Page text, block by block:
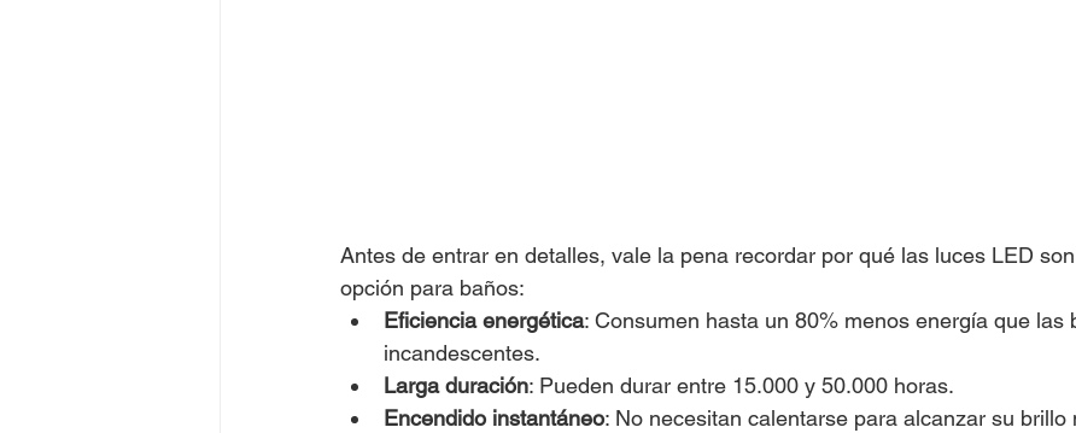
Antes de entrar en detalles, vale la pena recordar por qué las luces LED
opción para baños:
Eficiencia energética: Consumen hasta un 80% menos energía que las
incandescentes.
Larga duración: Pueden durar entre 15.000 y 50.000 horas.
Encendido instantáneo: No necesitan calentarse para alcanzar su brillo